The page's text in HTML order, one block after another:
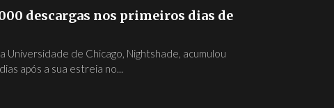
descargas nos primeiros dias de
de Chicago, Nightshade, acumulou
após a sua estreia no...